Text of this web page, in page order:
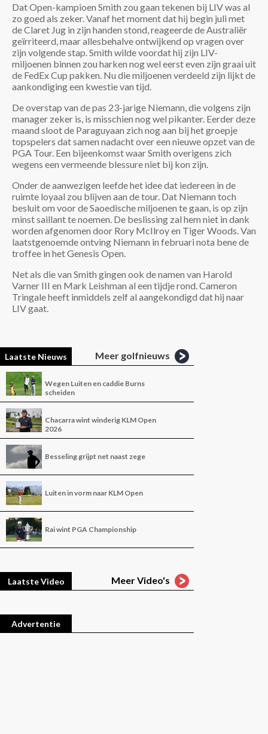
Dat Open-kampioen Smith zou gaan tekenen bij LIV was al
zo goed als zeker. Vanaf het moment dat hij begin juli met
de Claret Jug in zijn handen stond, reageerde de Australiër
geïrriteerd, maar allesbehalve ontwijkend op vragen over
zijn volgende stap. Smith wilde voordat hij zijn LIV-
miljoenen binnen zou harken nog wel eerst even zijn graai uit
de FedEx Cup pakken. Nu die miljoenen verdeeld zijn lijkt de
aankondiging een kwestie van tijd.
De overstap van de pas 23-jarige Niemann, die volgens zijn
manager zeker is, is misschien nog wel pikanter. Eerder deze
maand sloot de Paraguyaan zich nog aan bij het groepje
topspelers dat samen nadacht over een nieuwe opzet van de
PGA Tour. Een bijeenkomst waar Smith overigens zich
wegens een vermeende blessure niet bij kon zijn.
Onder de aanwezigen leefde het idee dat iedereen in de
ruimte loyaal zou blijven aan de tour. Dat Niemann toch
besluit om voor de Saoedische miljoenen te gaan, is op zijn
minst saillant te noemen. De beslissing zal hem niet in dank
worden afgenomen door Rory McIlroy en Tiger Woods. Van
laatstgenoemde ontving Niemann in februari nota bene de
troffee in het Genesis Open.
Net als die van Smith gingen ook de namen van Harold
Varner III en Mark Leishman al een tijdje rond. Cameron
Tringale heeft inmiddels zelf al aangekondigd dat hij naar
LIV gaat.
Laatste Nieuws Meer golfnieuws
Wegen Luiten en caddie Burns
scheiden
Chacarra wint winderig KLM Open
2026
Besseling grijpt net naast zege
Luiten in vorm naar KLM Open
Rai wint PGA Championship
Laatste Video Meer Video's
Advertentie